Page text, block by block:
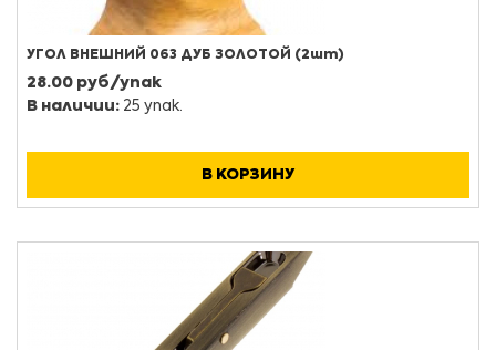
УГОЛ ВНЕШНИЙ 063 ДУБ ЗОЛОТОЙ (2шт)
28.00 руб/упак
В наличии: 25 упак.
В КОРЗИНУ